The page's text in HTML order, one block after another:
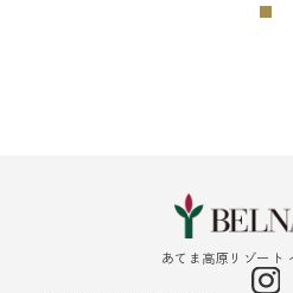
あてま高原リゾート